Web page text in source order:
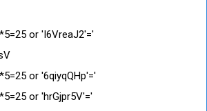
or 'I6VreaJ2'='
or '6qiyqQHp'='
or 'hrGjpr5V'='